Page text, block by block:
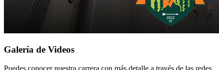
Galería de Videos
Puedes conocer nuestra carrera con más detalle a través de las redes